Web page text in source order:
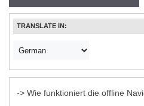
TRANSLATE IN:
-> Wie funktioniert die offline